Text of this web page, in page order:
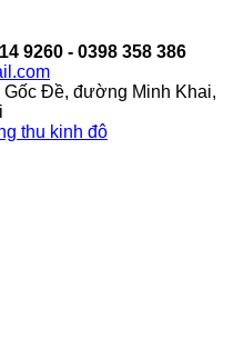
9260 - 0398 358 386
Đề, đường Minh Khai,
thu kinh đô